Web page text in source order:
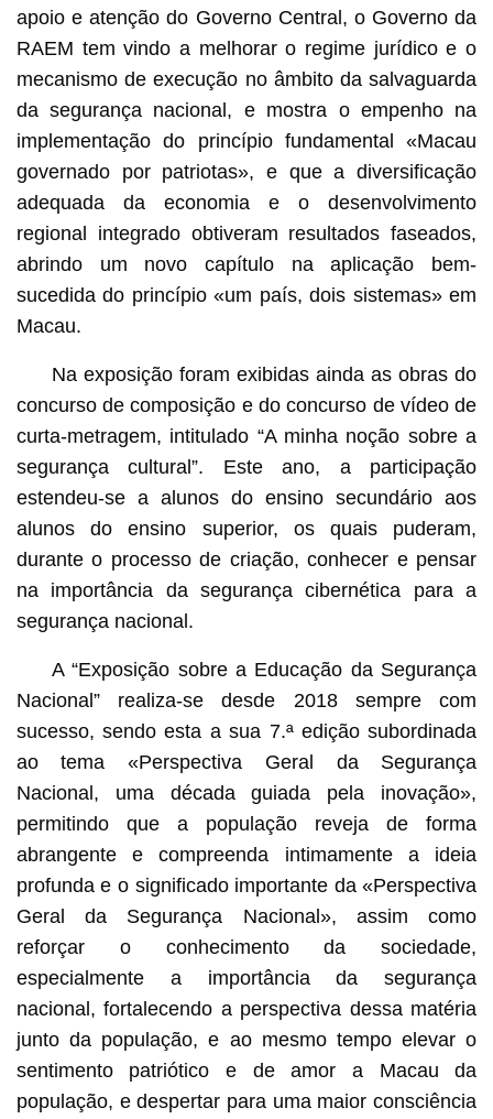
apoio e atenção do Governo Central, o Governo da
RAEM tem vindo a melhorar o regime jurídico e o
mecanismo de execução no âmbito da salvaguarda
da segurança nacional, e mostra o empenho na
implementação do princípio fundamental «Macau
governado por patriotas», e que a diversificação
adequada da economia e o desenvolvimento
regional integrado obtiveram resultados faseados,
abrindo um novo capítulo na aplicação bem-
sucedida do princípio «um país, dois sistemas» em
Macau.
Na exposição foram exibidas ainda as obras do
concurso de composição e do concurso de vídeo de
curta-metragem, intitulado “A minha noção sobre a
segurança cultural”. Este ano, a participação
estendeu-se a alunos do ensino secundário aos
alunos do ensino superior, os quais puderam,
durante o processo de criação, conhecer e pensar
na importância da segurança cibernética para a
segurança nacional.
A “Exposição sobre a Educação da Segurança
Nacional” realiza-se desde 2018 sempre com
sucesso, sendo esta a sua 7.ª edição subordinada
ao tema «Perspectiva Geral da Segurança
Nacional, uma década guiada pela inovação»,
permitindo que a população reveja de forma
abrangente e compreenda intimamente a ideia
profunda e o significado importante da «Perspectiva
Geral da Segurança Nacional», assim como
reforçar o conhecimento da sociedade,
especialmente a importância da segurança
nacional, fortalecendo a perspectiva dessa matéria
junto da população, e ao mesmo tempo elevar o
sentimento patriótico e de amor a Macau da
população, e despertar para uma maior consciência